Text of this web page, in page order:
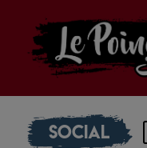
Social